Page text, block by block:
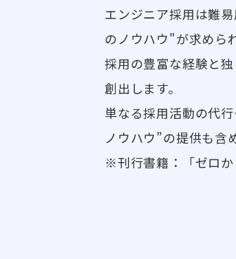
エンジニア採用は難
のノウハウ"が求めら
採用の豊富な経験と
創出します。
単なる採用活動の代
ノウハウ”の提供も含
※刊行書籍：「ゼロ